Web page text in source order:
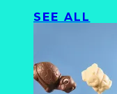
SEE ALL